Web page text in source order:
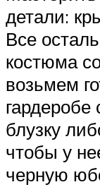
детали:
Все
костюма
возьмем
блузку
чтобы у
черную